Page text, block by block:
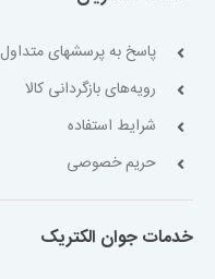
پاسخ به پرسشهای متداول
رویه‌های بازگردانی کالا
شرایط استفاده
حریم خصوصی
خدمات جوان الکتریک